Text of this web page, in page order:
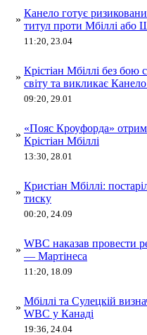
»
Канело готує
титул проти Мбіллі або
11:20, 23.04
»
Крістіан Мбіллі без
світу та викликає
09:20, 29.01
»
«Пояс Кроуфорда»
Крістіан Мбіллі
13:30, 28.01
»
Кристіан Мбіллі:
тиску
00:20, 24.09
»
WBC наказав провести
— Мартінеса
11:20, 18.09
»
Мбіллі та Сулецкій
WBC у Канаді
19:36, 24.04